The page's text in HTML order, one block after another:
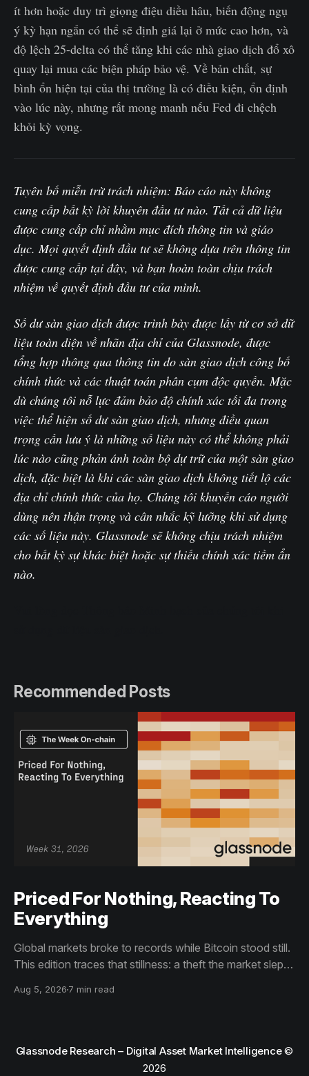
ít hơn hoặc duy trì giọng điệu diều hâu, biến động ngụ
ý kỳ hạn ngắn có thể sẽ định giá lại ở mức cao hơn, và
độ lệch 25-delta có thể tăng khi các nhà giao dịch đổ xô
quay lại mua các biện pháp bảo vệ. Về bản chất, sự
bình ổn hiện tại của thị trường là có điều kiện, ổn định
vào lúc này, nhưng rất mong manh nếu Fed đi chệch
khỏi kỳ vọng.
Tuyên bố miễn trừ trách nhiệm: Báo cáo này không
cung cấp bất kỳ lời khuyên đầu tư nào. Tất cả dữ liệu
được cung cấp chỉ nhằm mục đích thông tin và giáo
dục. Mọi quyết định đầu tư sẽ không dựa trên thông tin
được cung cấp tại đây, và bạn hoàn toàn chịu trách
nhiệm về quyết định đầu tư của mình.
Số dư sàn giao dịch được trình bày được lấy từ cơ sở dữ
liệu toàn diện về nhãn địa chỉ của Glassnode, được
tổng hợp thông qua thông tin do sàn giao dịch công bố
chính thức và các thuật toán phân cụm độc quyền. Mặc
dù chúng tôi nỗ lực đảm bảo độ chính xác tối đa trong
việc thể hiện số dư sàn giao dịch, nhưng điều quan
trọng cần lưu ý là những số liệu này có thể không phải
lúc nào cũng phản ánh toàn bộ dự trữ của một sàn giao
dịch, đặc biệt là khi các sàn giao dịch không tiết lộ các
địa chỉ chính thức của họ. Chúng tôi khuyến cáo người
dùng nên thận trọng và cân nhắc kỹ lưỡng khi sử dụng
các số liệu này. Glassnode sẽ không chịu trách nhiệm
cho bất kỳ sự khác biệt hoặc sự thiếu chính xác tiềm ẩn
nào.
Recommended Posts
Priced For Nothing, Reacting To
Everything
Global markets broke to records while Bitcoin stood still.
This edition traces that stillness: a theft the market slept
than capitulation, and an options market priced for
Aug 5, 2026 7 min read
Glassnode Research – Digital Asset Market Intelligence©
2026